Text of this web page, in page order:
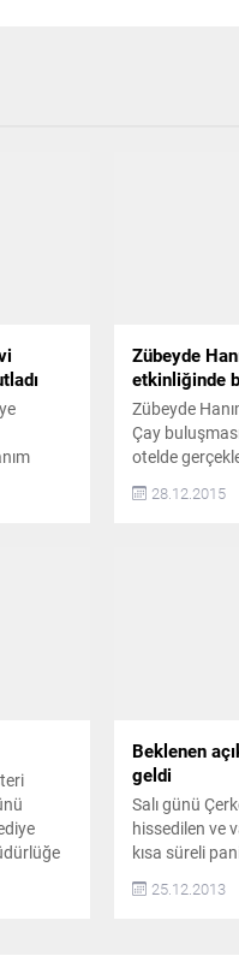
ziyaret
Zübeyde
etkinliğinde
Zübeyde
Çay
otelde
velileri bir
eğlendi ve
28.12.2015
Beklenen
geldi
Salı günü
hissedilen ve
kısa süreli
kokusu ile ilgili
açıklama
25.12.2013